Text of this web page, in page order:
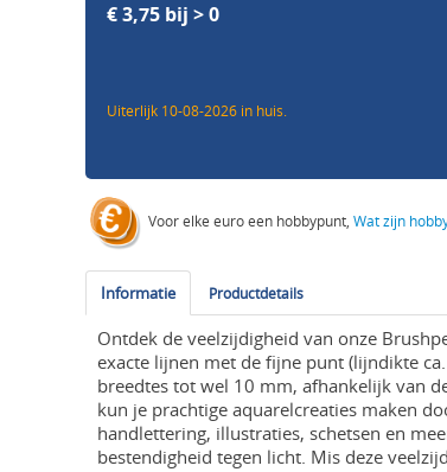
€ 3,75 bij > 0
Uiterlijk 10-08-2026 in huis.
Voor elke euro een hobbypunt,Wat zijn
Informatie Productdetails
Ontdek de veelzijdigheid van onze
exacte lijnen met de fijne punt (lijndikte
breedtes tot wel 10 mm, afhankelijk van
kun je prachtige aquarelcreaties maken
handlettering, illustraties, schetsen en
bestendigheid tegen licht. Mis deze